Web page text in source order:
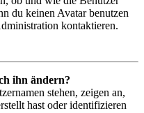
du keinen Avatar benutzen
kontaktieren.
ihn ändern?
stehen, zeigen an,
hast oder identifizieren